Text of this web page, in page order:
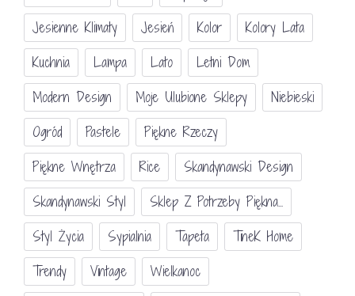
Jesienne Klimaty
Jesień Kolor
Kolory Lata
Kuchnia
Lampa Lato
Letni Dom
Modern Design
Moje Ulubione Sklepy
Niebieski
Ogród
Pastele
Piękne Rzeczy
Piękne Wnętrza
Rice
Skandynawski Design
Skandynawski Styl
Sklep Z Potrzeby Piękna...
Styl Życia
Sypialnia Tapeta
TineK Home
Trendy
Vintage
Wielkanoc